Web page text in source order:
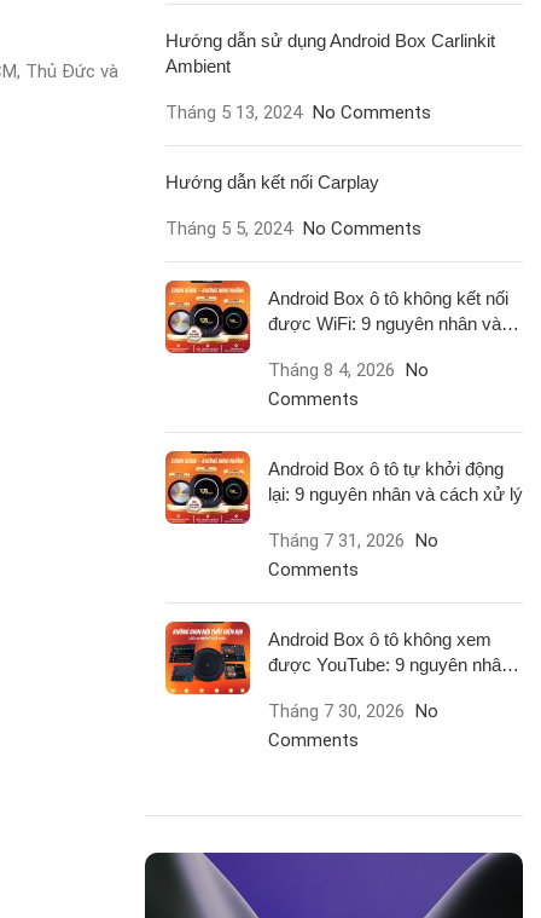
Thủ Đức và
Hướng dẫn sử dụng Android Box Carlinkit
Ambient
Tháng 5 13, 2024 No Comments
Hướng dẫn kết nối Carplay
Tháng 5 5, 2024 No Comments
Android Box ô tô không kết nối
được WiFi: 9 nguyên nhân và
Tháng 8 4, 2026 No
Comments
Android Box ô tô tự khởi động
lại: 9 nguyên nhân và cách xử lý
Tháng 7 31, 2026 No
Comments
Android Box ô tô không xem
được YouTube: 9 nguyên nhân
Tháng 7 30, 2026 No
Comments